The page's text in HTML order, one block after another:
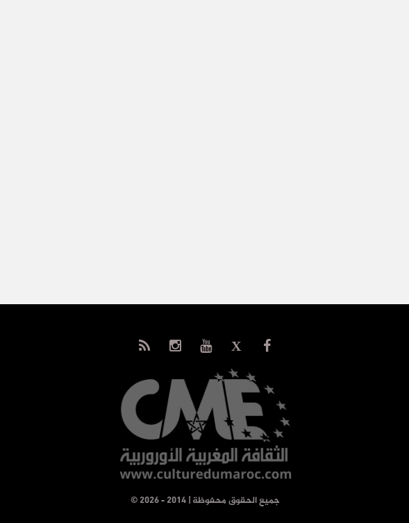
© جميع الحقوق محفوظة | 2014 - 2026